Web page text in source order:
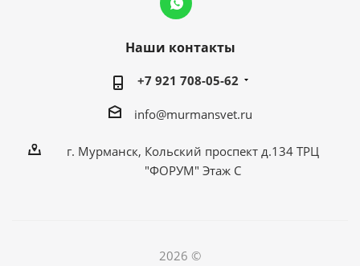
Наши контакты
+7 921 708-05-62
info@murmansvet.ru
г. Мурманск, Кольский проспект д.134 ТРЦ
"ФОРУМ" Этаж С
2026 ©